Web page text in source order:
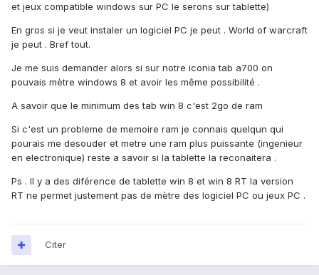
et jeux compatible windows sur PC le serons sur tablette)
En gros si je veut instaler un logiciel PC je peut . World of warcraft
je peut . Bref tout.
Je me suis demander alors si sur notre iconia tab a700 on
pouvais mètre windows 8 et avoir les même possibilité .
A savoir que le minimum des tab win 8 c'est 2go de ram
Si c'est un probleme de memoire ram je connais quelqun qui
pourais me desouder et metre une ram plus puissante (ingenieur
en electronique) reste a savoir si la tablette la reconaitera .
Ps . Il y a des diférence de tablette win 8 et win 8 RT la version
RT ne permet justement pas de mètre des logiciel PC ou jeux PC .
Citer